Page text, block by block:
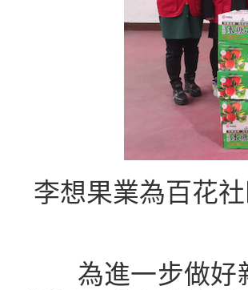
李想果業為百花
為進一步做好新